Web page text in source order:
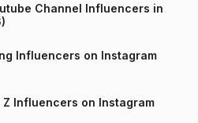
Channel Influencers in
Influencers on Instagram
Z Influencers on Instagram